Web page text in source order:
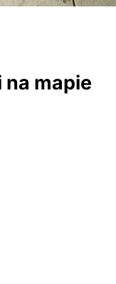
mapie